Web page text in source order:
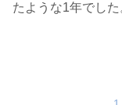
たような1年でした